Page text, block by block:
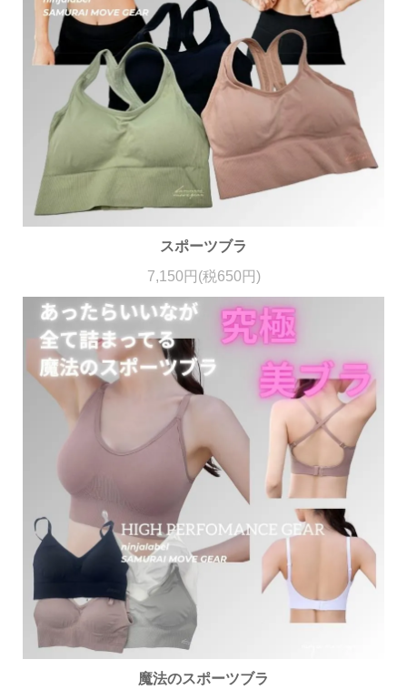
スポーツブラ
7,150円(税650円)
魔法のスポーツブラ